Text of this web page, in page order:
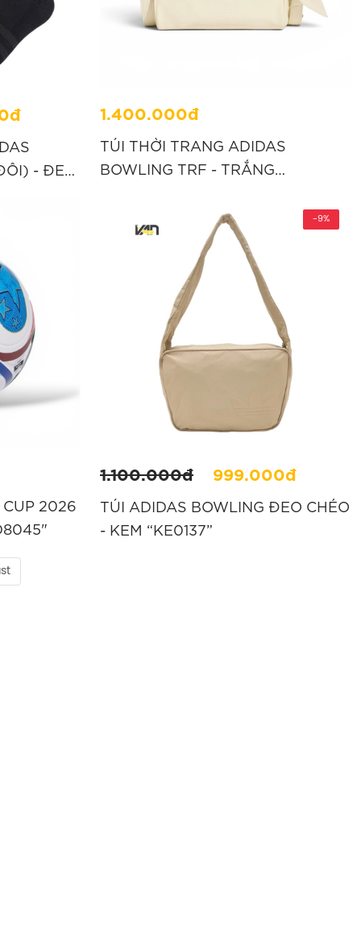
- ĐEN
1.400.000đ
TÚI THỜI TRANG ADIDAS
BOWLING TRF - TRẮNG
2026
1.100.000đ 999.000đ
-9%
TÚI ADIDAS BOWLING ĐEO CHÉO
- KEM “KE0137”